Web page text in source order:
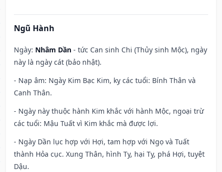
Ngũ Hành
Ngày: Nhâm Dần - tức Can sinh Chi (Thủy sinh Mộc), ngày
này là ngày cát (bảo nhật).
- Nạp âm: Ngày Kim Bạc Kim, kỵ các tuổi: Bính Thân và
Canh Thân.
- Ngày này thuộc hành Kim khắc với hành Mộc, ngoại trừ
các tuổi: Mậu Tuất vì Kim khắc mà được lợi.
- Ngày Dần lục hợp với Hợi, tam hợp với Ngọ và Tuất
thành Hỏa cục. Xung Thân, hình Tỵ, hại Tỵ, phá Hợi, tuyệt
Dậu.